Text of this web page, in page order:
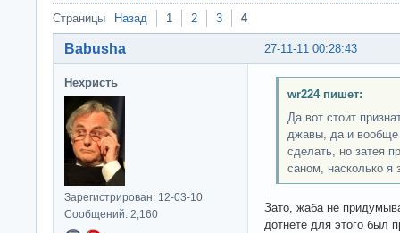
Страницы Назад 1 2 3 4
27-11-11 00:28:43
Babusha
Нехристь
Зарегистрирован: 12-03-10
Сообщений: 2,160
wr224 пишет:
Да вот стоит
джавы, да и вообще
сделать, но затея
саном, насколько я
Зато, жаба не
дотнете для этого был